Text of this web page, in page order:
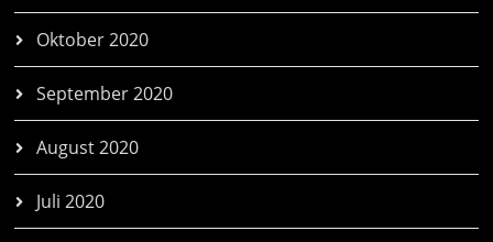
Oktober 2020
September 2020
August 2020
Juli 2020